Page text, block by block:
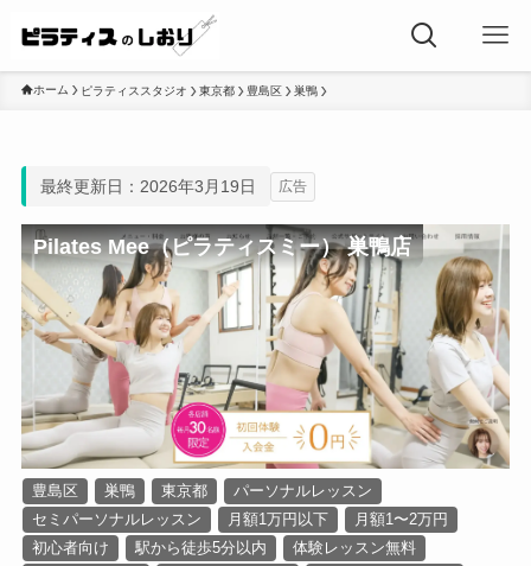
ホーム ピラティススタジオ 東京都 豊島区 巣鴨
最終更新日：2026年3月19日 広告
Pilates Mee（ピラティスミー） 巣鴨店
豊島区 巣鴨 東京都
パーソナルレッスン
セミパーソナルレッスン
月額1万円以下
月額1〜2万円
初心者向け
駅から徒歩5分以内
体験レッスン無料